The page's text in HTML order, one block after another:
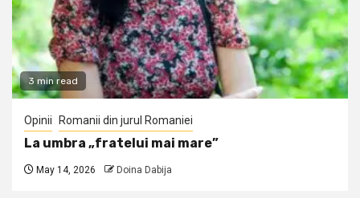
3 min read
Opinii Romanii din jurul Romaniei
La umbra „fratelui mai mare”
May 14, 2026 Doina Dabija